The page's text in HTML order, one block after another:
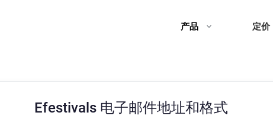
产品 定价
Efestivals 电子邮件地址和格式